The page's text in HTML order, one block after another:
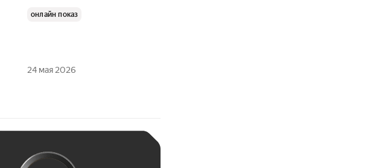
онлайн показ
24 мая 2026